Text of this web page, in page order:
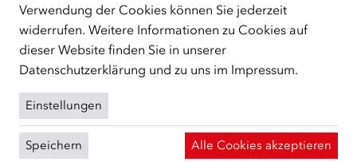
FacebookYouTubeInstagramLinkedIn
Über den ÖIF
Der Österreichische Integrationsfonds (ÖIF)
Organigramm
Presse
Informationen erhalten
Verwendung der Cookies können Sie jederzeit
widerrufen. Weitere Informationen zu Cookies auf
dieser Website finden Sie in unserer
Datenschutzerklärung und zu uns im Impressum.
Einstellungen
Speichern Alle Cookies akzeptieren